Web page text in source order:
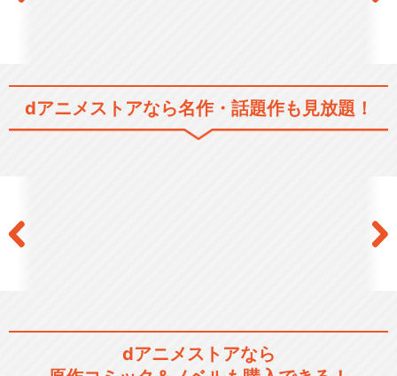
コードギアス 反逆のルルーシ
ュⅠ 興道
dアニメストアなら名作・話題作も見放題！
dアニメストアなら